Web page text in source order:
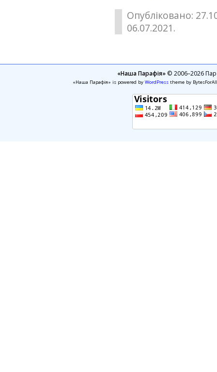
Опубліковано:
06.07.2021.
«Наша Парафія»© 2006–2026
«Наша Парафія» is powered by WordPresstheme by